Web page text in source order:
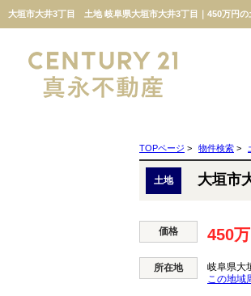
大垣市大井3丁目 土地 岐阜県大垣市大井3丁目｜450万円の
TOPページ > 物件検索 >
土地 大垣市
価格 450
所在地 岐阜県大
この地域